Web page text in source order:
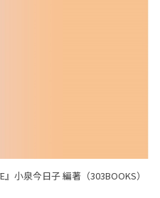
』小泉今日子 編著（303BOOKS）